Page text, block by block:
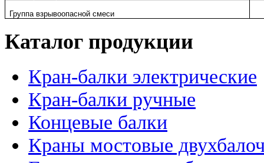
Группа взрывоопасной смеси
Каталог продукции
Кран-балки электрические
Кран-балки ручные
Концевые балки
Краны мостовые